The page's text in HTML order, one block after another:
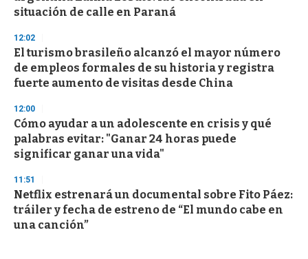
situación de calle en Paraná
12:02
El turismo brasileño alcanzó el mayor número
de empleos formales de su historia y registra
fuerte aumento de visitas desde China
12:00
Cómo ayudar a un adolescente en crisis y qué
palabras evitar: "Ganar 24 horas puede
significar ganar una vida"
11:51
Netflix estrenará un documental sobre Fito Páez:
tráiler y fecha de estreno de “El mundo cabe en
una canción”